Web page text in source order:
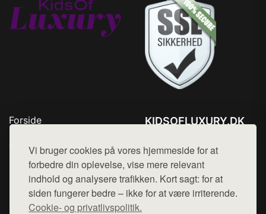
Vi bruger cookies på vores hjemmeside for at
forbedre din oplevelse, vise mere relevant
indhold og analysere trafikken. Kort sagt: for at
siden fungerer bedre – ikke for at være irriterende.
Cookie- og privatlivspolitik.
Forside
Top Rabatter
Kontakt
KIDSOFLUXURY.DK
Mail: hej@want.dk
Cookie- og privatlivspolitik